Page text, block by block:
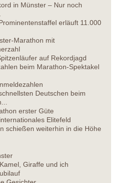
in Münster – Nur noch
erläuft 11.000
Marathon mit
auf Rekordjagd
beim Marathon-Spektakel
Deutschen beim
erster Güte
Elitefeld
schießen weiterhin in die Höhe
Giraffe und ich